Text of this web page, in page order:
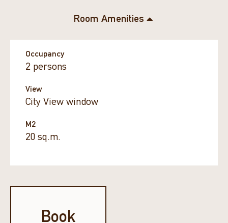
Room Amenities
Occupancy
2 persons
View
City View window
M2
20 sq.m.
Book